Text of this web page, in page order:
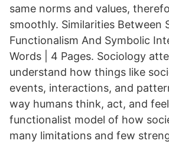
same norms and values,
smoothly. Similarities Between
Functionalism And Symbolic
Words | 4 Pages. Sociology
understand how things like
events, interactions, and
way humans think, act, and
functionalist model of how
many limitations and few